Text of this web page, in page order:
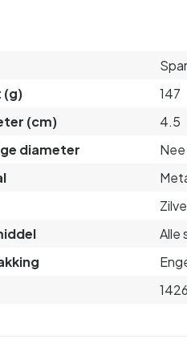
(g)
147
(cm)
4.5
diameter
Nee
Alle